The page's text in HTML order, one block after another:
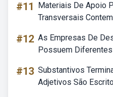
#11
Materiais De Apoio
Transversais
#12 As Empresas De
Possuem
#13 Substantivos
Adjetivos São